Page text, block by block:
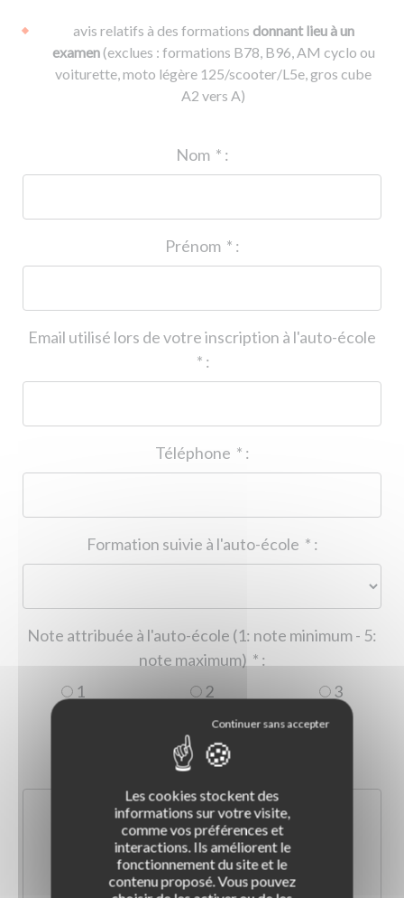
avis relatifs à des formations donnant lieu à un
examen(exclues : formations B78, B96, AM cyclo ou
voiturette, moto légère 125/scooter/L5e, gros cube
A2 vers A)
* :
* :
Email utilisé lors de votre inscription à l'auto-école
* :
* :
* :
Note attribuée à l'auto-école (1: note minimum - 5:
* :
1
2
3
5
Les cookies stockent des
informations sur votre visite,
comme vos préférences et
interactions. Ils améliorent le
fonctionnement du site et le
contenu proposé. Vous pouvez